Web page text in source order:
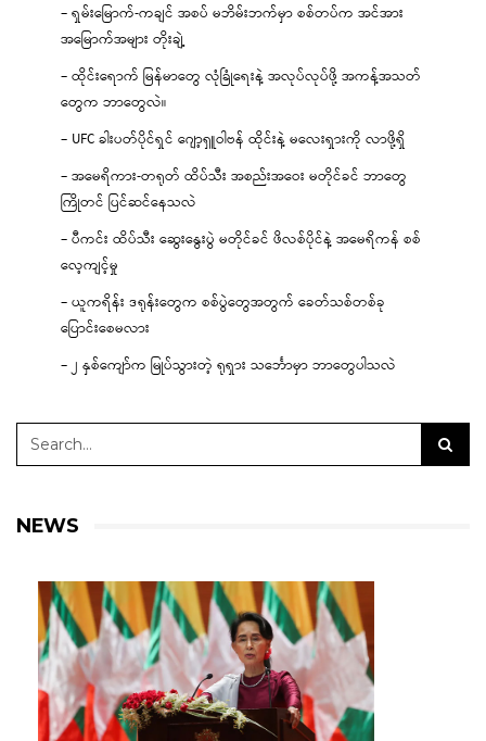
– ရှမ်းမြောက်-ကချင် အစပ် မဘိမ်းဘက်မှာ စစ်တပ်က အင်အား
အမြောက်အများ တိုးချဲ့
– ထိုင်းရောက် မြန်မာတွေ လုံခြုံရေးနဲ့ အလုပ်လုပ်ဖို့ အကန့်အသတ်
တွေက ဘာတွေလဲ။
– UFC ခါးပတ်ပိုင်ရှင် ဂျော့ရှူဝါဗန် ထိုင်းနဲ့ မလေးရှားကို လာဖို့ရှိ
– အမေရိကား-တရုတ် ထိပ်သီး အစည်းအဝေး မတိုင်ခင် ဘာတွေ
ကြိုတင် ပြင်ဆင်နေသလဲ
– ပီကင်း ထိပ်သီး ဆွေးနွေးပွဲ မတိုင်ခင် ဖိလစ်ပိုင်နဲ့ အမေရိကန် စစ်
လေ့ကျင့်မှု
– ယူကရိန်း ဒရုန်းတွေက စစ်ပွဲတွေအတွက် ခေတ်သစ်တစ်ခု
ပြောင်းစေမလား
– ၂ နှစ်ကျော်က မြုပ်သွားတဲ့ ရုရှား သင်္ဘောမှာ ဘာတွေပါသလဲ
NEWS